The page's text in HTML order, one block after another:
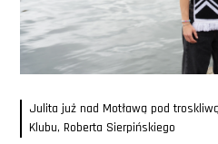
Julita już nad Motławą pod
Klubu, Roberta Sierpińskiego